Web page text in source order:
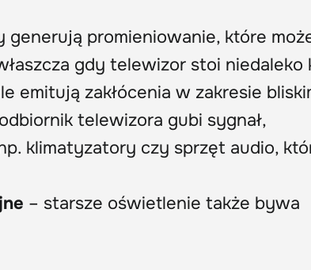
generują promieniowanie, które
gdy telewizor stoi niedaleko
emitują zakłócenia w zakresie
telewizora gubi sygnał,
klimatyzatory czy sprzęt audio,
– starsze oświetlenie także bywa